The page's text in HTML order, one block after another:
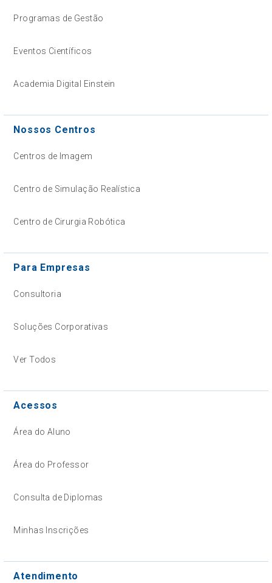
Programas de Gestão
Eventos Científicos
Academia Digital Einstein
Nossos Centros
Centros de Imagem
Centro de Simulação Realística
Centro de Cirurgia Robótica
Para Empresas
Consultoria
Soluções Corporativas
Ver Todos
Acessos
Área do Aluno
Área do Professor
Consulta de Diplomas
Minhas Inscrições
Atendimento